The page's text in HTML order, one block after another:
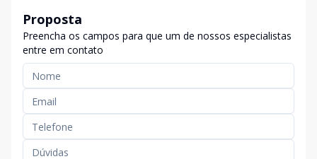
Proposta
Preencha os campos para que um de nossos especialistas
entre em contato